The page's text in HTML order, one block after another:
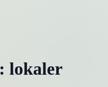
: lokaler